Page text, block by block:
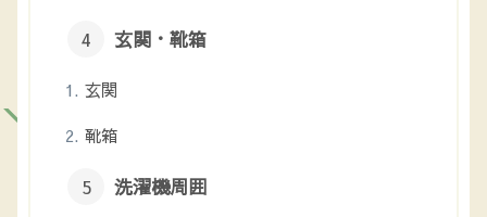
玄関・靴箱
玄関
靴箱
洗濯機周囲